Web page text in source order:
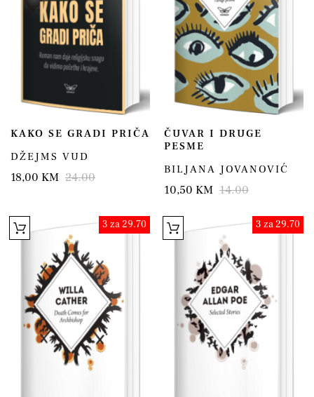
KAKO SE GRADI PRIČA
DŽEJMS VUD
18,00 KM 24.00
ČUVAR I DRUGE
PESME
BILJANA JOVANOVIĆ
10,50 KM 14.00
3 za 29.70 3 za 29.70